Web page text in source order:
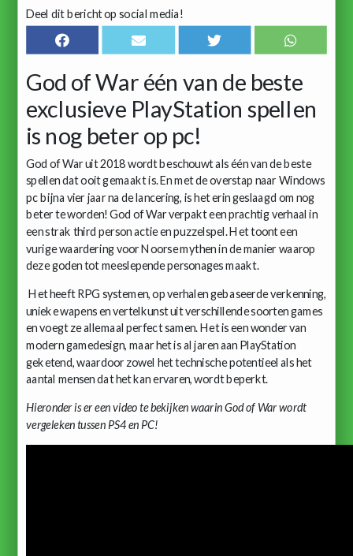
Deel dit bericht op social media!
God of War één van de beste
exclusieve PlayStation spellen
is nog beter op pc!
God of War uit 2018 wordt beschouwt als één van de beste
spellen dat ooit gemaakt is. En met de overstap naar Windows
pc bijna vier jaar na de lancering, is het erin geslaagd om nog
beter te worden! God of War verpakt een prachtig verhaal in
een strak third person actie en puzzelspel. Het toont een
vurige waardering voor Noorse mythen in de manier waarop
deze goden tot meeslepende personages maakt.
Het heeft RPG systemen, op verhalen gebaseerde verkenning,
unieke wapens en vertelkunst uit verschillende soorten games
en voegt ze allemaal perfect samen. Het is een wonder van
modern gamedesign, maar het is al jaren aan PlayStation
geketend, waardoor zowel het technische potentieel als het
aantal mensen dat het kan ervaren, wordt beperkt.
Hieronder is er een video te bekijken waarin God of War wordt
vergeleken tussen PS4 en PC!